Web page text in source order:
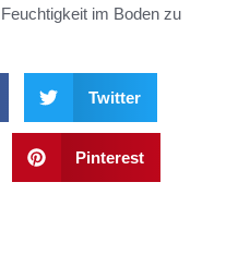
im Boden zu
Twitter
Pinterest